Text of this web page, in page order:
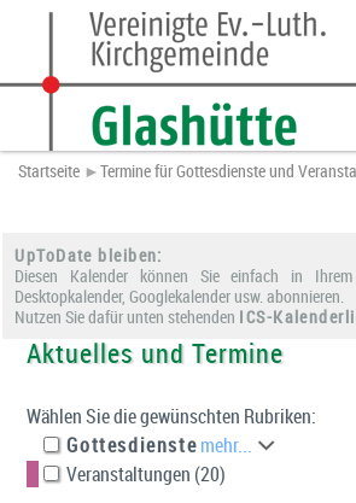
Startseite ►Termine für Gottesdienste und
UpToDate bleiben:
Diesen Kalender können Sie einfach in Ihrem
Desktopkalender, Googlekalender usw. abonnieren.
Nutzen Sie dafür unten stehenden ICS-
Aktuelles und Termine
Wählen Sie die gewünschten Rubriken:
Gottesdienstemehr...
Veranstaltungen (20)